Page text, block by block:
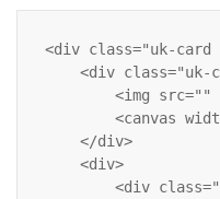
<div class="uk-
<div class="uk-
<img src=""
<canvas
    </div>
    <div>
<div